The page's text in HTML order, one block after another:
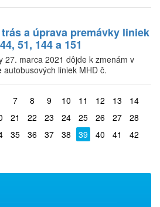
a úprava premávky liniek
51, 144 a 151
27. marca 2021 dôjde k zmenám v
autobusových liniek MHD č.
7 8 9 10 11 12 13
14
21 22 23 24 25 26 27
28
35 36 37 38 39 40 41
42